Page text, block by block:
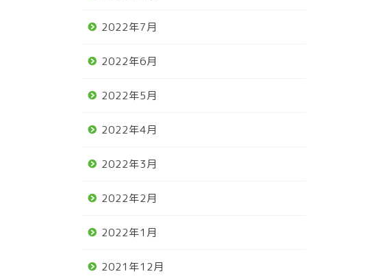
2022年7月
2022年6月
2022年5月
2022年4月
2022年3月
2022年2月
2022年1月
2021年12月